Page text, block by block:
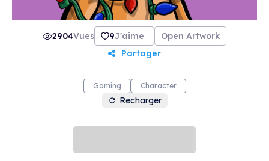
2904Vues 9J'aime
Open Artwork
Partager
Gaming Character
Recharger